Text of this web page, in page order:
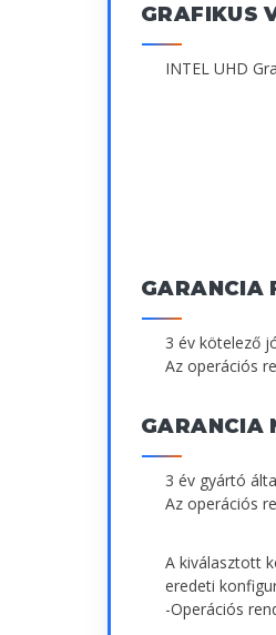
GRAFIKUS
INTEL UHD
GARANCIA
3 év kötelező
Az operációs
GARANCIA
3 év gyártó
Az operációs
A kiválasztott
eredeti
-Operációs